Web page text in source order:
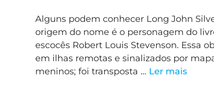
Alguns podem conhecer Long John
origem do nome é o personagem do
escocês Robert Louis Stevenson. Essa
em ilhas remotas e sinalizados por
meninos; foi transposta … Ler mais